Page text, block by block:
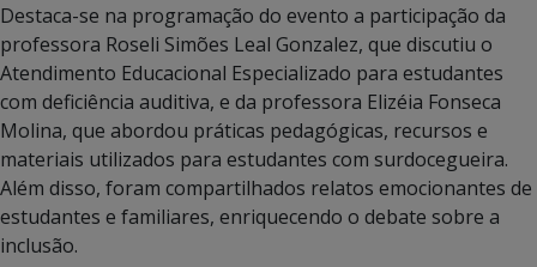
Destaca-se na programação do evento a participação da
professora Roseli Simões Leal Gonzalez, que discutiu o
Atendimento Educacional Especializado para estudantes
com deficiência auditiva, e da professora Elizéia Fonseca
Molina, que abordou práticas pedagógicas, recursos e
materiais utilizados para estudantes com surdocegueira.
Além disso, foram compartilhados relatos emocionantes de
estudantes e familiares, enriquecendo o debate sobre a
inclusão.